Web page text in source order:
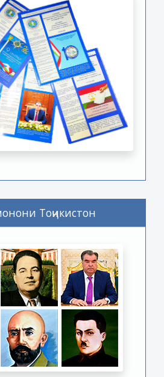
Тоҷикистон